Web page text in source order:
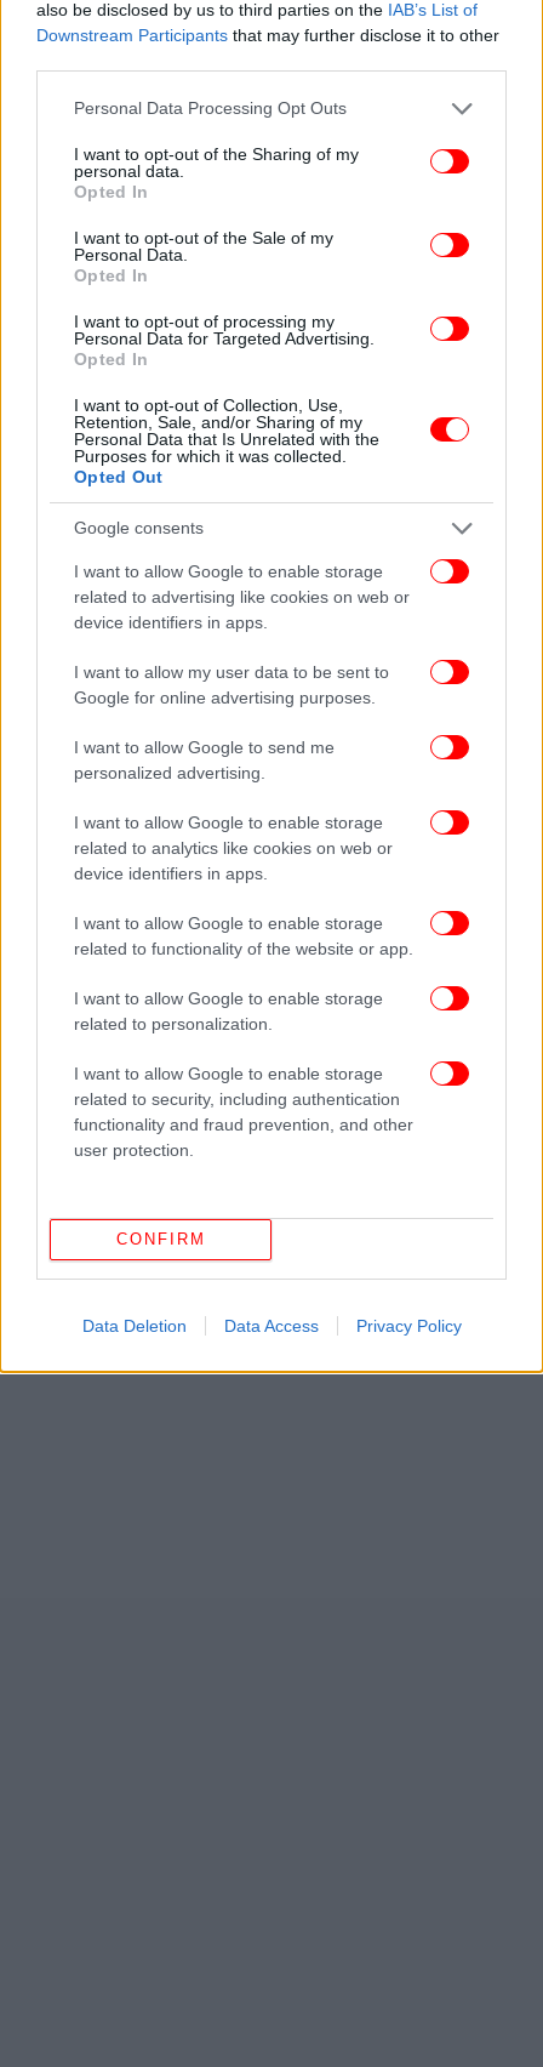
also be disclosed by us to third parties on the IAB’s List of
Downstream Participants that may further disclose it to other
Please note that this website/app uses one or more Google
not limited to your visit or usage behaviour. You may click to
grant or deny consent to Google and its third-party tags to
use your data for below specified purposes in below Google
consent section.
Personal Data Processing Opt Outs
I want to opt-out of the Sharing of my
personal data.
Opted In
I want to opt-out of the Sale of my
Personal Data.
Opted In
I want to opt-out of processing my
Personal Data for Targeted Advertising.
Opted In
I want to opt-out of Collection, Use,
Retention, Sale, and/or Sharing of my
Personal Data that Is Unrelated with the
Purposes for which it was collected.
Opted Out
Google consents
I want to allow Google to enable storage
related to advertising like cookies on web or
device identifiers in apps.
I want to allow my user data to be sent to
Google for online advertising purposes.
I want to allow Google to send me
personalized advertising.
I want to allow Google to enable storage
related to analytics like cookies on web or
device identifiers in apps.
I want to allow Google to enable storage
related to functionality of the website or app.
I want to allow Google to enable storage
related to personalization.
I want to allow Google to enable storage
related to security, including authentication
functionality and fraud prevention, and other
user protection.
CONFIRM
Data Deletion Data Access Privacy Policy
ΠΕΡΙΣΣΟΤΕΡΑ ΒΙΝΤΕΟ
Ακολουθήστε το στο Google News
και μάθετε
πρώτοι όλες τις ειδήσεις
Δείτε όλες τις τελευταίεςΕιδήσειςαπό την Ελλάδα και τον Κόσμο,
ΔΙΑΒΑΣΤΕ ΠΕΡΙΣΣΟΤΕΡΑ
ΔΕΙΤΕ ΕΠΙΣΗΣ